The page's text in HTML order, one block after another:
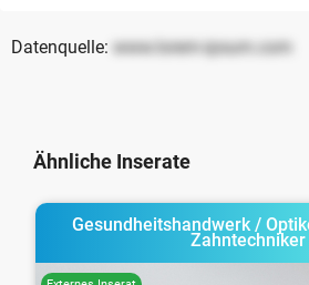
Datenquelle: www.lorem-ipsum.com
Ähnliche Inserate
Gesundheitshandwerk /
Zahntechniker